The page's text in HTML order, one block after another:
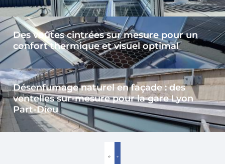
Des voûtes cintrées sur mesure pour un
confort thermique et visuel optimal
Désenfumage naturel en façade : des
ventelles sur-mesure pour la gare Lyon
Part-Dieu